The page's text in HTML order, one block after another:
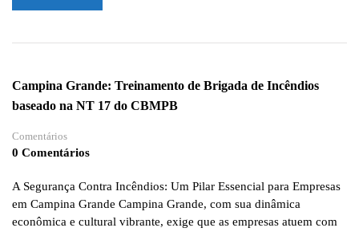
MAIS
EMPILHADEIRAS:
DA
LOGÍSTICA
NÃO
PODE
DIRIGIDO
POR
ACASO
Campina Grande: Treinamento de Brigada de Incêndios
baseado na NT 17 do CBMPB
Comentários
0 Comentários
A Segurança Contra Incêndios: Um Pilar Essencial para Empresas
em Campina Grande Campina Grande, com sua dinâmica
econômica e cultural vibrante, exige que as empresas atuem com